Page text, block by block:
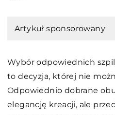
Artykuł sponsorowany
Wybór odpowiednich
to decyzja, której nie
Odpowiednio dobrane
elegancję kreacji, ale